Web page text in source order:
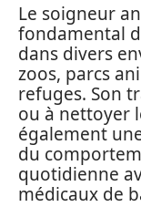
Le soigneur
fondamental
dans divers
zoos, parcs
refuges. Son
ou à nettoyer
également
du
quotidienne
médicaux de